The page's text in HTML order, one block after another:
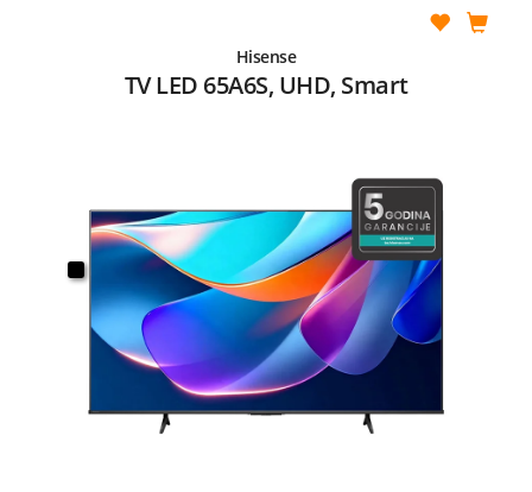
Hisense
TV LED 65A6S, UHD, Smart